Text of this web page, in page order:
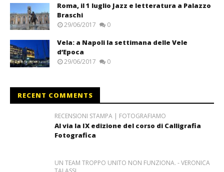
Roma, il 1 luglio Jazz e letteratura a Palazzo
Braschi
29/06/2017 0
Vela: a Napoli la settimana delle Vele
d’Epoca
29/06/2017 0
RECENT COMMENTS
RECENSIONI STAMPA | FOTOGRAFIAMO
Al via la IX edizione del corso di Calligrafia
Fotografica
UN TEAM TROPPO UNITO NON FUNZIONA. - VERONICA